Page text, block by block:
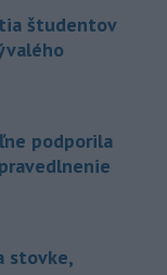
študentov
podporila
stovke,